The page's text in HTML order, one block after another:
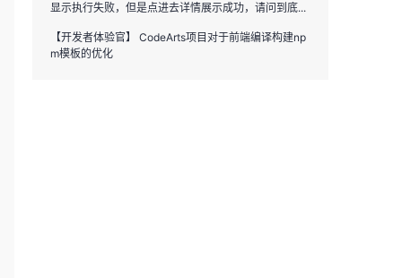
显示执行失败，但是点进去详情展示成功，请问到底...
【开发者体验官】 CodeArts项目对于前端编译构建np
m模板的优化